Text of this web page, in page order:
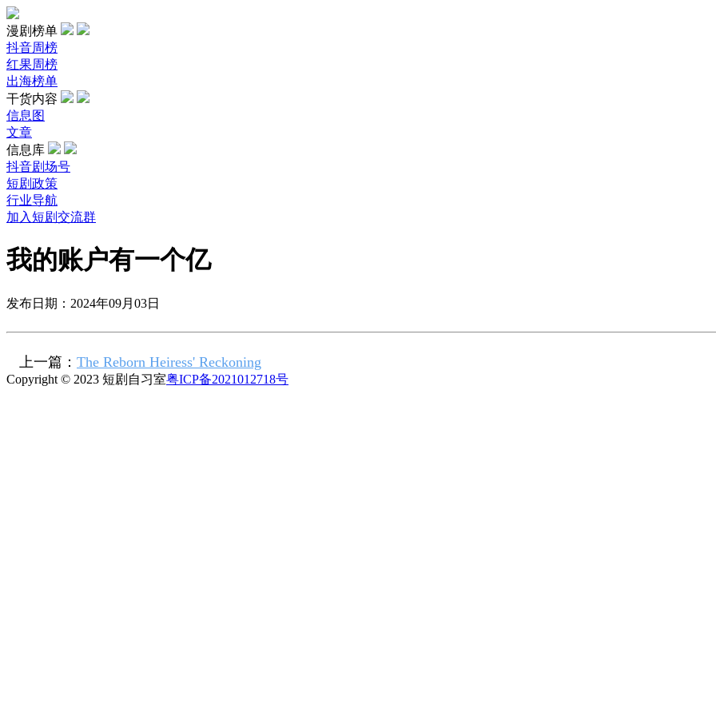
漫剧榜单
抖音周榜
红果周榜
出海榜单
干货内容
信息图
文章
信息库
抖音剧场号
短剧政策
行业导航
加入短剧交流群
我的账户有一个亿
发布日期：2024年09月03日
上一篇： The Reborn Heiress' Reckoning
Copyright © 2023 短剧自习室粤ICP备2021012718号